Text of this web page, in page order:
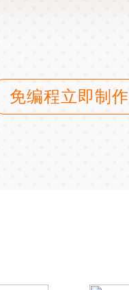
免编程立即制作